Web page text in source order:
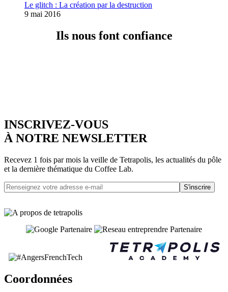
Le glitch : La création par la destruction
9 mai 2016
Ils nous font confiance
INSCRIVEZ-VOUS
À NOTRE NEWSLETTER
Recevez 1 fois par mois la veille de Tetrapolis, les actualités du pôle
et la dernière thématique du Coffee Lab.
S'inscrire
Coordonnées